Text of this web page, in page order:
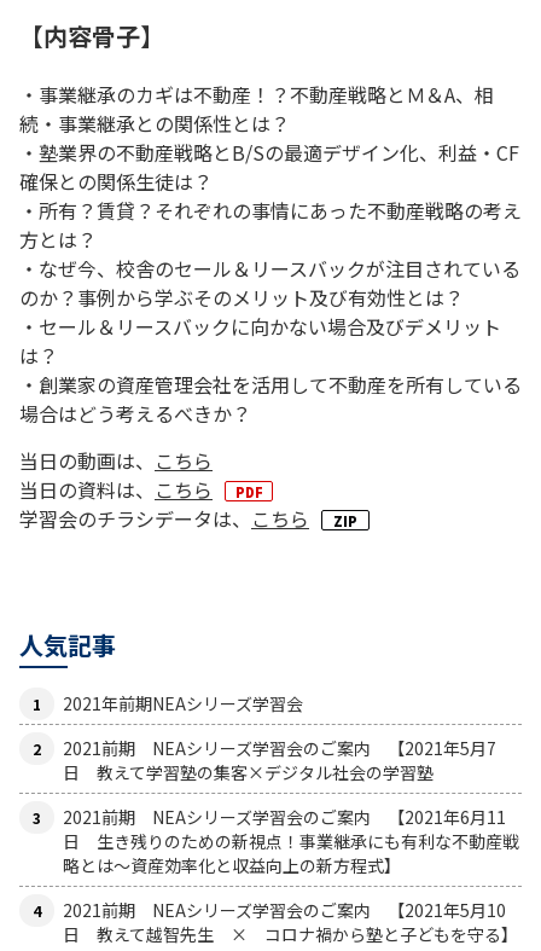
【内容骨子】
・事業継承のカギは不動産！？不動産戦略とＭ＆A、相
続・事業継承との関係性とは？
・塾業界の不動産戦略とB/Sの最適デザイン化、利益・CF
確保との関係生徒は？
・所有？賃貸？それぞれの事情にあった不動産戦略の考え
方とは？
・なぜ今、校舎のセール＆リースバックが注目されている
のか？事例から学ぶそのメリット及び有効性とは？
・セール＆リースバックに向かない場合及びデメリット
は？
・創業家の資産管理会社を活用して不動産を所有している
場合はどう考えるべきか？
当日の動画は、 こちら
当日の資料は、 こちら
学習会のチラシデータは、 こちら
人気記事
2021年前期NEAシリーズ学習会
2021前期 NEAシリーズ学習会のご案内 【2021年5月7
日 教えて学習塾の集客×デジタル社会の学習塾
2021前期 NEAシリーズ学習会のご案内 【2021年6月11
日 生き残りのための新視点！事業継承にも有利な不動産戦
略とは〜資産効率化と収益向上の新方程式】
2021前期 NEAシリーズ学習会のご案内 【2021年5月10
日 教えて越智先生 × コロナ禍から塾と子どもを守る】